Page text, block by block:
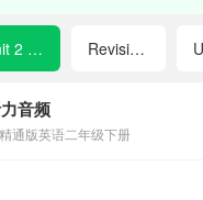
音频
通版英语二年级下册
Unit 2 Seasons Revision 1